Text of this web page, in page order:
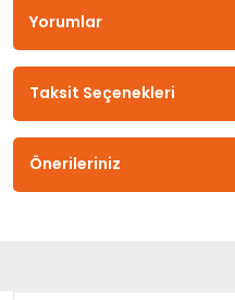
Yorumlar
Taksit Seçenekleri
Önerileriniz